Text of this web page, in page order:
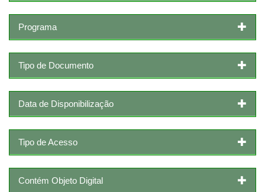
Programa
Tipo de Documento
Data de Disponibilização
Tipo de Acesso
Contém Objeto Digital